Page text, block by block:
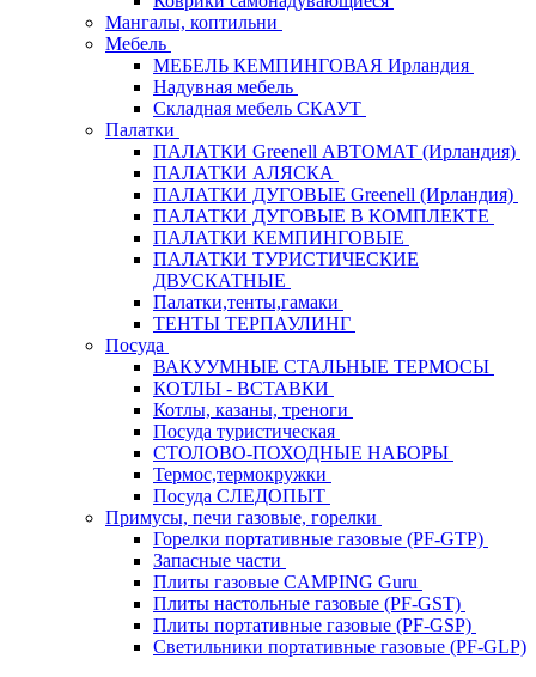
Мангалы, коптильни
Мебель
МЕБЕЛЬ КЕМПИНГОВАЯ Ирландия
Надувная мебель
Складная мебель СКАУТ
Палатки
ПАЛАТКИ Greenell АВТОМАТ (Ирландия)
ПАЛАТКИ АЛЯСКА
ПАЛАТКИ ДУГОВЫЕ Greenell (Ирландия)
ПАЛАТКИ ДУГОВЫЕ В КОМПЛЕКТЕ
ПАЛАТКИ КЕМПИНГОВЫЕ
ПАЛАТКИ ТУРИСТИЧЕСКИЕ
ДВУСКАТНЫЕ
Палатки,тенты,гамаки
ТЕНТЫ ТЕРПАУЛИНГ
Посуда
ВАКУУМНЫЕ СТАЛЬНЫЕ ТЕРМОСЫ
КОТЛЫ - ВСТАВКИ
Котлы, казаны, треноги
Посуда туристическая
СТОЛОВО-ПОХОДНЫЕ НАБОРЫ
Термос,термокружки
Посуда СЛЕДОПЫТ
Примусы, печи газовые, горелки
Горелки портативные газовые (PF-GTP)
Запасные части
Плиты газовые CAMPING Guru
Плиты настольные газовые (PF-GST)
Плиты портативные газовые (PF-GSP)
Светильники портативные газовые (PF-GLP)